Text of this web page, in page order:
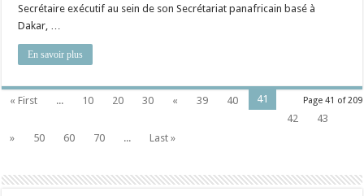
Secrétaire exécutif au sein de son Secrétariat panafricain basé à
Dakar, …
En savoir plus
Page 41 of 209
« First ... 10 20 30 « 39 40
41
42
43
»
50 60 70 ... Last »